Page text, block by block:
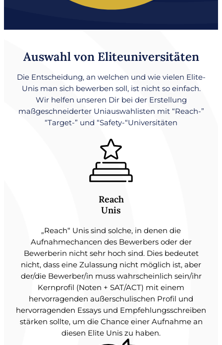
Auswahl von Eliteuniversitäten
Die Entscheidung, an welchen und wie vielen Elite-
Unis man sich bewerben soll, ist nicht so einfach.
Wir helfen unseren Dir bei der Erstellung
maßgeschneiderter Uniauswahlisten mit “Reach-”
“Target-” und “Safety-“Universitäten
Reach
Unis
„Reach“ Unis sind solche, in denen die
Aufnahmechancen des Bewerbers oder der
Bewerberin nicht sehr hoch sind. Dies bedeutet
nicht, dass eine Zulassung nicht möglich ist, aber
der/die Bewerber/in muss wahrscheinlich sein/ihr
Kernprofil (Noten + SAT/ACT) mit einem
hervorragenden außerschulischen Profil und
hervorragenden Essays und Empfehlungsschreiben
stärken sollte, um die Chance einer Aufnahme an
diesen Elite Unis zu haben.